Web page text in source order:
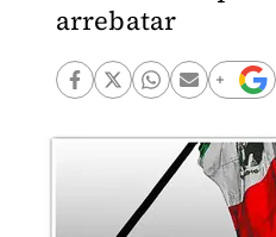
arrebatar